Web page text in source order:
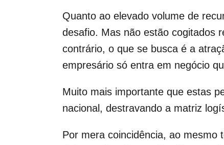
Quanto ao elevado volume de
desafio. Mas não estão cogitados
contrário, o que se busca é a
empresário só entra em negócio
Muito mais importante que estas
nacional, destravando a matriz
Por mera coincidência, ao mesmo